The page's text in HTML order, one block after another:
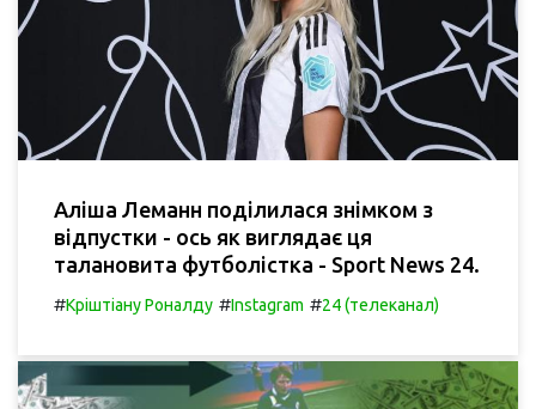
Аліша Леманн поділилася знімком з
відпустки - ось як виглядає ця
талановита футболістка - Sport News 24.
#Кріштіану Роналду #Instagram #24 (телеканал)